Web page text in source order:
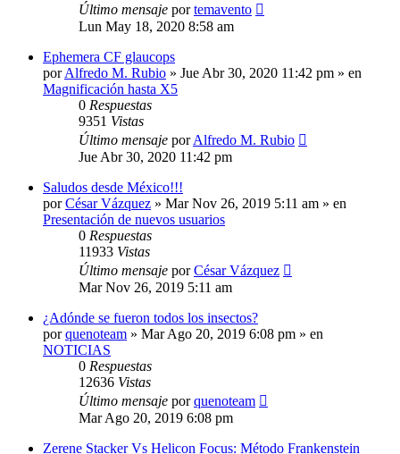
Último mensaje portemavento
Lun May 18, 2020 8:58 am
Ephemera CF glaucops
porAlfredo M. Rubio » Jue Abr 30, 2020 11:42 pm » en
Magnificación hasta X5
0 Respuestas
9351 Vistas
Último mensaje porAlfredo M. Rubio
Jue Abr 30, 2020 11:42 pm
Saludos desde México!!!
porCésar Vázquez » Mar Nov 26, 2019 5:11 am » en
Presentación de nuevos usuarios
0 Respuestas
11933 Vistas
Último mensaje porCésar Vázquez
Mar Nov 26, 2019 5:11 am
¿Adónde se fueron todos los insectos?
porquenoteam » Mar Ago 20, 2019 6:08 pm » en
NOTICIAS
0 Respuestas
12636 Vistas
Último mensaje porquenoteam
Mar Ago 20, 2019 6:08 pm
Zerene Stacker Vs Helicon Focus: Método Frankenstein